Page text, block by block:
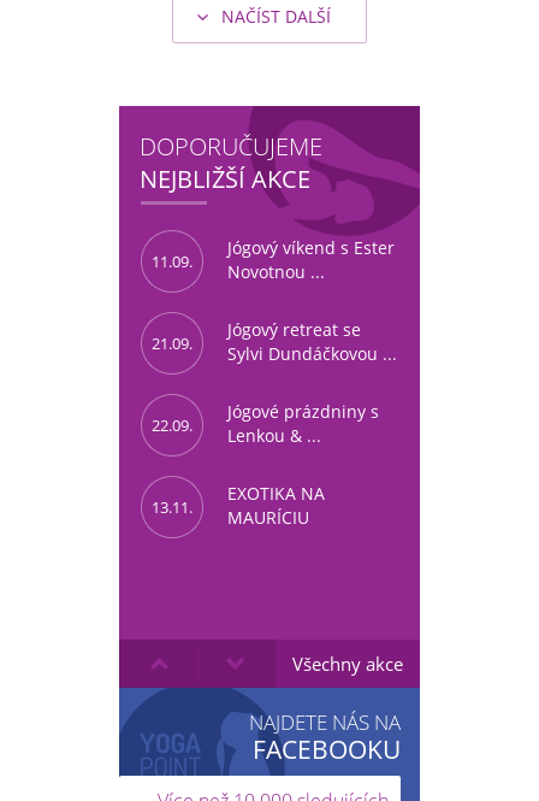
NAČÍST DALŠÍ
DOPORUČUJEME
NEJBLIŽŠÍ AKCE
11.09.
Jógový víkend s Ester
Novotnou ...
21.09.
Jógový retreat se
Sylvi Dundáčkovou ...
22.09.
Jógové prázdniny s
Lenkou & ...
13.11.
EXOTIKA NA
MAURÍCIU
Všechny akce
NAJDETE NÁS NA
FACEBOOKU